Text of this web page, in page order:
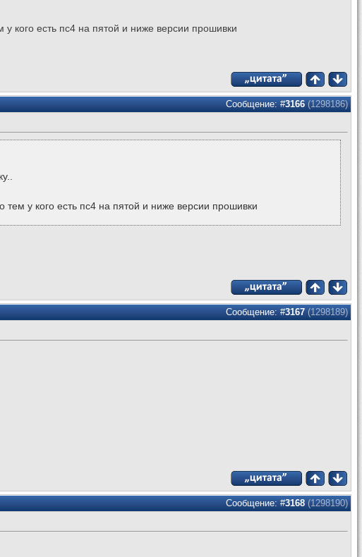
у кого есть пс4 на пятой и ниже версии прошивки
Сообщение: #3166(1298186)
тем у кого есть пс4 на пятой и ниже версии прошивки
Сообщение: #3167(1298189)
Сообщение: #3168(1298190)